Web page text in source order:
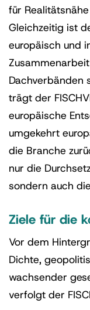
für
Gleichzeitig ist
europäisch und
Dachverbänden
trägt der
europäische
umgekehrt
die Branche
nur die
sondern auch
Ziele für die
Vor dem
Dichte,
wachsender
verfolgt der